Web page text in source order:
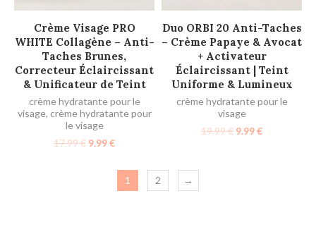
AJOUTER AU PANIER
Crème Visage PRO
WHITE Collagène – Anti-
Taches Brunes,
Correcteur Éclaircissant
& Unificateur de Teint
crème hydratante pour le
visage, crème hydratante pour
le visage
17.99€ 9.99€
AJOUTER AU PANIER
Duo ORBI 20 Anti-Taches
– Crème Papaye & Avocat
+ Activateur
Éclaircissant | Teint
Uniforme & Lumineux
crème hydratante pour le
visage
19.99€ 9.99€
1 2 →